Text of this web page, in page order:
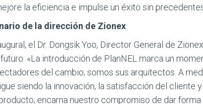
la eficiencia e impulse un éxito sin
de la dirección de Zionex
el Dr. Dongsik Yoo, Director General de
«La introducción de PlanNEL marca un
del cambio; somos sus arquitectos. A
siendo la innovación, la satisfacción del cliente y
encarna nuestro compromiso de dar forma